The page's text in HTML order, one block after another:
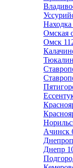
Находка
Омская
Омск
Ачинск
Днепр